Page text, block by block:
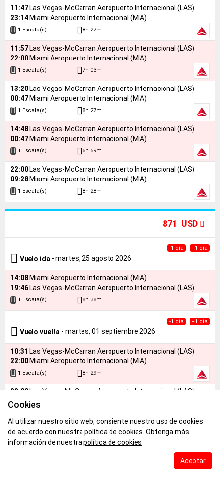
11:47 Las Vegas-McCarran Aeropuerto Internacional (LAS)
23:14 Miami Aeropuerto Internacional (MIA)
1 Escala(s) 8h 27m
11:57 Las Vegas-McCarran Aeropuerto Internacional (LAS)
22:00 Miami Aeropuerto Internacional (MIA)
1 Escala(s) 7h 03m
13:20 Las Vegas-McCarran Aeropuerto Internacional (LAS)
00:47 Miami Aeropuerto Internacional (MIA)
1 Escala(s) 8h 27m
14:48 Las Vegas-McCarran Aeropuerto Internacional (LAS)
00:47 Miami Aeropuerto Internacional (MIA)
1 Escala(s) 6h 59m
22:00 Las Vegas-McCarran Aeropuerto Internacional (LAS)
09:28 Miami Aeropuerto Internacional (MIA)
1 Escala(s) 8h 28m
871 USD
-1 día +1 día
Vuelo ida - martes, 25 agosto 2026
14:08 Miami Aeropuerto Internacional (MIA)
19:46 Las Vegas-McCarran Aeropuerto Internacional (LAS)
1 Escala(s) 8h 38m
-1 día +1 día
Vuelo vuelta - martes, 01 septiembre 2026
10:31 Las Vegas-McCarran Aeropuerto Internacional (LAS)
22:00 Miami Aeropuerto Internacional (MIA)
1 Escala(s) 8h 29m
22:00Las Vegas-McCarran Aeropuerto Internacional (LAS)
09:28Miami Aeropuerto Internacional (MIA)
-1 día +1 día
Cookies
Al utilizar nuestro sitio web, consiente nuestro uso de cookies
de acuerdo con nuestra política de cookies. Obtenga más
información de nuestra política de cookies
Aceptar